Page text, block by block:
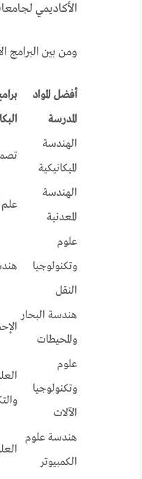
الأكاديمي
ومن بين البرامج
أفضل المواد
المدرسة
الهندسة
الميكانيكية
الهندسة
المعدنية
علم
علوم
وتكنولوجيا
النقل
هندسة البحار
والمحيطات
علوم
وتكنولوجيا
الآلات
هندسة علوم
الكمبيوتر